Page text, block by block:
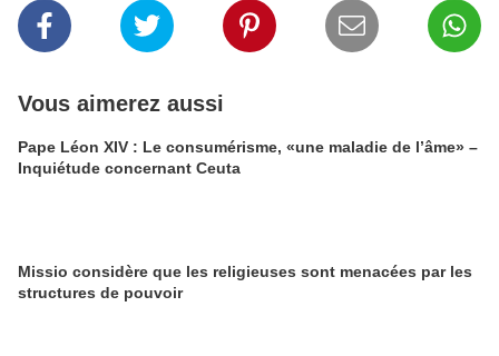
Vous aimerez aussi
Pape Léon XIV : Le consumérisme, «une maladie de l’âme» –
Inquiétude concernant Ceuta
Missio considère que les religieuses sont menacées par les
structures de pouvoir